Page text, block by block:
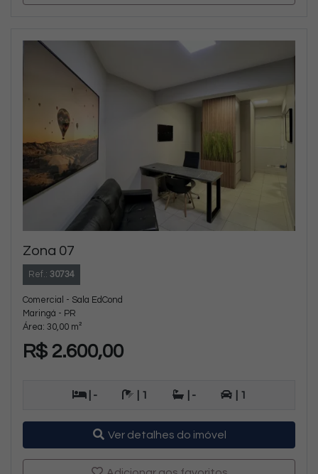
Zona 07
Ref.: 30734
Comercial - Sala EdCond
Maringá - PR
Área: 30,00 m²
R$ 2.600,00
| - | 1 | - | 1
Ver detalhes do imóvel